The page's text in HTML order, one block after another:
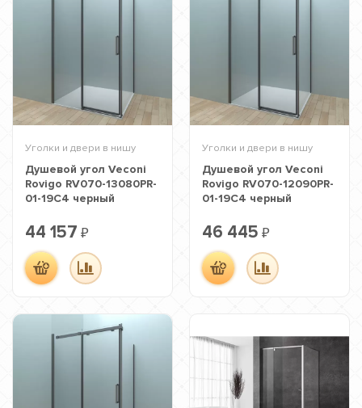
Уголки и двери в нишу
Душевой угол Veconi
Rovigo RV070-13080PR-
01-19C4 черный
44 157 ₽
Уголки и двери в нишу
Душевой угол Veconi
Rovigo RV070-12090PR-
01-19C4 черный
46 445 ₽